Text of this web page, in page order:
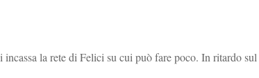
la rete di Felici su cui può fare poco. In ritardo